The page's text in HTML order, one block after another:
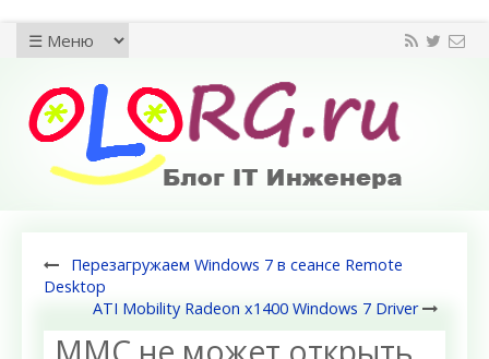
Перезагружаем Windows 7 в сеансе Remote
Desktop
ATI Mobility Radeon x1400 Windows 7 Driver